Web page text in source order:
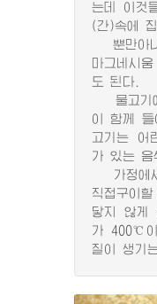
는데 이것
(간)속에
뿐만아
마그네시
도 된다.
물고기
이 함께
고기는 어
가 있는 음
가정에
직접구이
닿지 않게
가 400℃
질이 생기